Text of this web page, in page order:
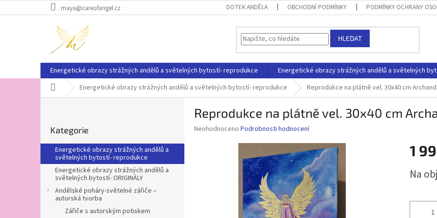
na
maya@careofangel.cz DOTEK ANDĚLA OBCHODNÍ PODMÍNKY PODMÍNKY OCHRANY
HLEDAT
Energetické obrazy strážných andělů a světelných bytostí- reprodukce Energetické obrazy strážných andělů a světelných
Domů Energetické obrazy strážných andělů a světelných bytostí- reprodukce Reprodukce na plátně vel. 30x40 cm
r
n
kategorie
Kategorie
Energetické obrazy strážných andělů a
světelných bytostí- reprodukce
Energetické obrazy strážných andělů a
světelných bytostí- ORIGINÁLY
Andělské poháry-světelné zářiče –
autorská tvorba
Zářiče s autorským potiskem
Reprodukce na plátně vel. 30x40 cm
Průměrné
Neohodnoceno Podrobnosti hodnocení
1
cena:
Na